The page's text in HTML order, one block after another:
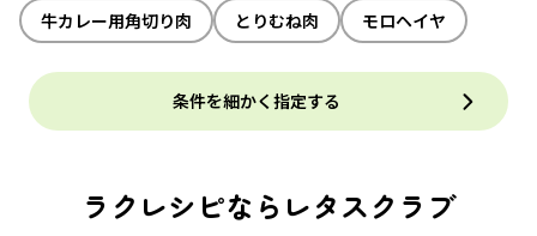
牛カレー用角切り肉
とりむね肉 モロヘイヤ
条件を細かく指定する
ラクレシピならレタスクラブ